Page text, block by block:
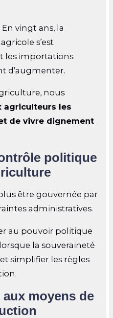
vingt ans, la
s’est
les importations
d’augmenter.
, nous
agriculteurs les
de vivre dignement
politique
être gouvernée par
administratives.
au pouvoir politique
la souveraineté
simplifier les règles
aux moyens de